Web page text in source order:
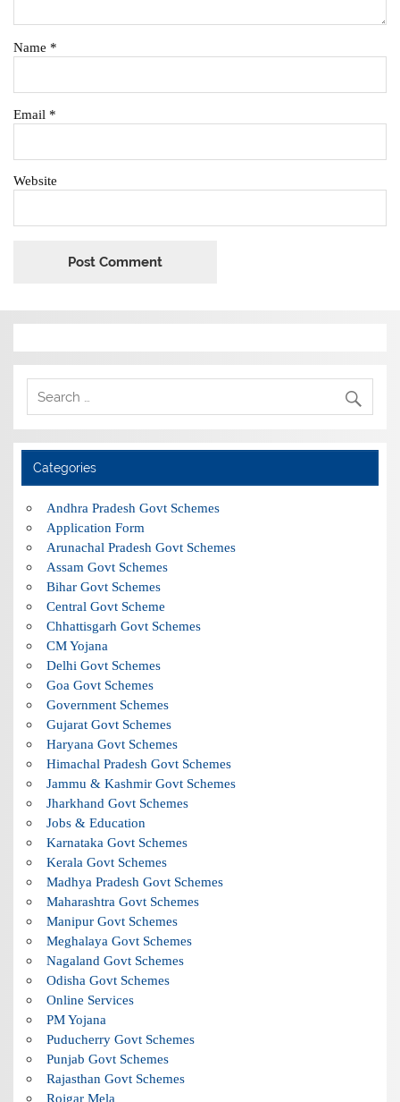
Name *
Email *
Website
Categories
Andhra Pradesh Govt Schemes
Application Form
Arunachal Pradesh Govt Schemes
Assam Govt Schemes
Bihar Govt Schemes
Central Govt Scheme
Chhattisgarh Govt Schemes
CM Yojana
Delhi Govt Schemes
Goa Govt Schemes
Government Schemes
Gujarat Govt Schemes
Haryana Govt Schemes
Himachal Pradesh Govt Schemes
Jammu & Kashmir Govt Schemes
Jharkhand Govt Schemes
Jobs & Education
Karnataka Govt Schemes
Kerala Govt Schemes
Madhya Pradesh Govt Schemes
Maharashtra Govt Schemes
Manipur Govt Schemes
Meghalaya Govt Schemes
Nagaland Govt Schemes
Odisha Govt Schemes
Online Services
PM Yojana
Puducherry Govt Schemes
Punjab Govt Schemes
Rajasthan Govt Schemes
Rojgar Mela